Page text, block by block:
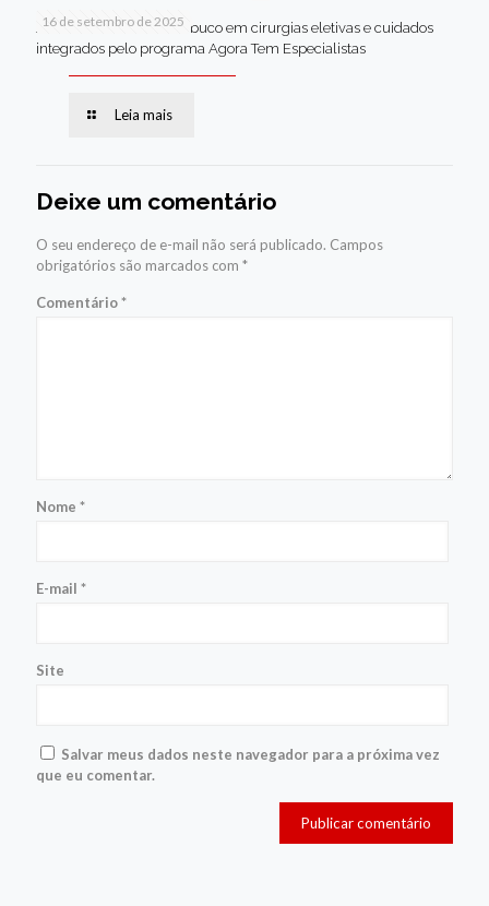
16 de setembro de 2025
Jaboatão lidera Pernambuco em cirurgias eletivas e cuidados
integrados pelo programa Agora Tem Especialistas
Leia mais
Deixe um comentário
O seu endereço de e-mail não será publicado. Campos
obrigatórios são marcados com *
Comentário*
Nome *
E-mail *
Site
Salvar meus dados neste navegador para a próxima vez
que eu comentar.